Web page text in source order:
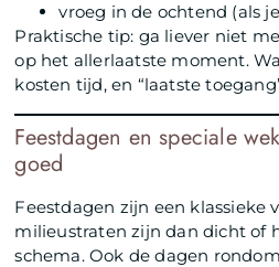
vroeg in de ochtend (als
Praktische tip: ga liever niet
op het allerlaatste moment.
kosten tijd, en “laatste
Feestdagen en speciale
goed
Feestdagen zijn een klassieke
milieustraten zijn dan dicht of
schema. Ook de dagen